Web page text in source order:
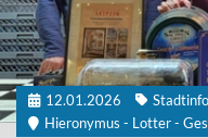
12.01.2026
Hieronymus - Lotter -